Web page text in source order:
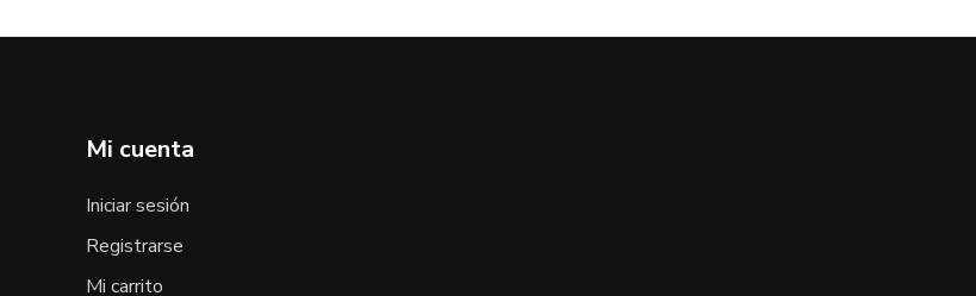
Mi cuenta
Iniciar sesión
Registrarse
Mi carrito